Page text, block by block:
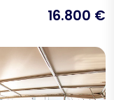
16.800 €